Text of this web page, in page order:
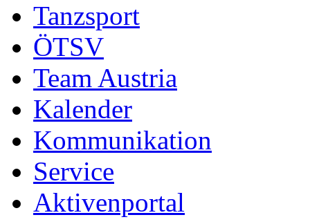
Tanzsport
ÖTSV
Team Austria
Kalender
Kommunikation
Service
Aktivenportal